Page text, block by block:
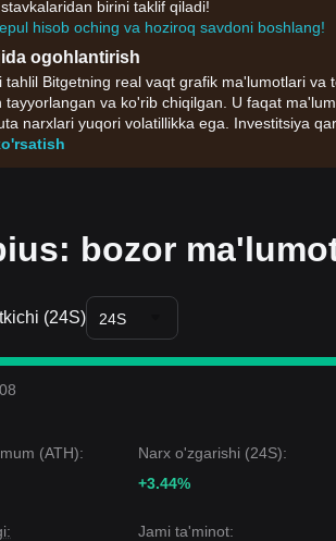
birini taklif qiladi!
hisob oching va hoziroq savdoni boshlang!
ogohlantirish
tahlil Bitgetning real vaqt grafik ma'lumotlari
tayyorlangan va ko'rib chiqilgan. U faqat
narxlari yuqori volatillikka ega. Investitsiya
bozor
(24S) 24S
(ATH):
Narx o'zgarishi (24S):
+3.44%
Jami ta'minot: